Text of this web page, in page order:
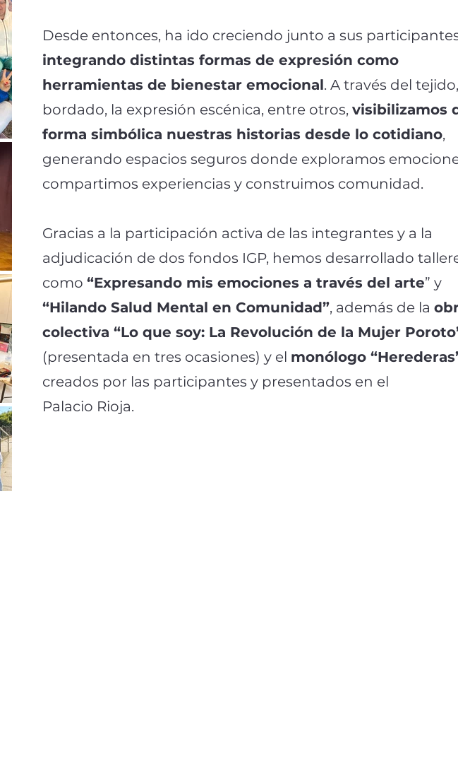
Desde entonces, ha ido creciendo junto a sus
integrando distintas formas de expresión como
herramientas de bienestar emocional. A través del tejido,
bordado, la expresión escénica, entre otros, visibilizamos
forma simbólica nuestras historias desde lo cotidiano,
generando espacios seguros donde exploramos
compartimos experiencias y construimos comunidad.
Gracias a la participación activa de las integrantes y a la
adjudicación de dos fondos IGP, hemos desarrollado
como “Expresando mis emociones a través del arte” y
“Hilando Salud Mental en Comunidad”, además de la
colectiva “Lo que soy: La Revolución de la Mujer
(presentada en tres ocasiones) y el monólogo
creados por las participantes y presentados en el
Palacio Rioja.